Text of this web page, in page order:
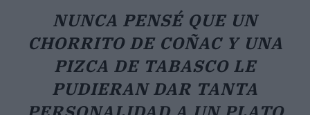
NUNCA PENSÉ QUE UN
CHORRITO DE COÑAC Y UNA
PIZCA DE TABASCO LE
PUDIERAN DAR TANTA